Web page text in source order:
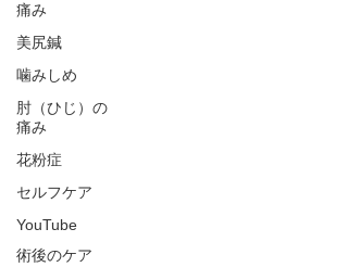
痛み
美尻鍼
噛みしめ
肘（ひじ）の
痛み
花粉症
セルフケア
YouTube
術後のケア